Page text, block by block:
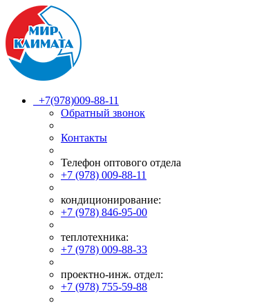
+7(978)009-88-11
Обратный звонок
Контакты
Телефон оптового отдела
+7 (978) 009-88-11
кондиционирование:
+7 (978) 846-95-00
теплотехника:
+7 (978) 009-88-33
проектно-инж. отдел:
+7 (978) 755-59-88